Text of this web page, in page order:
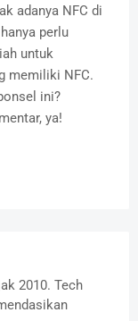
adanya NFC di
perlu
untuk
memiliki NFC.
ini?
ya!
2010. Tech